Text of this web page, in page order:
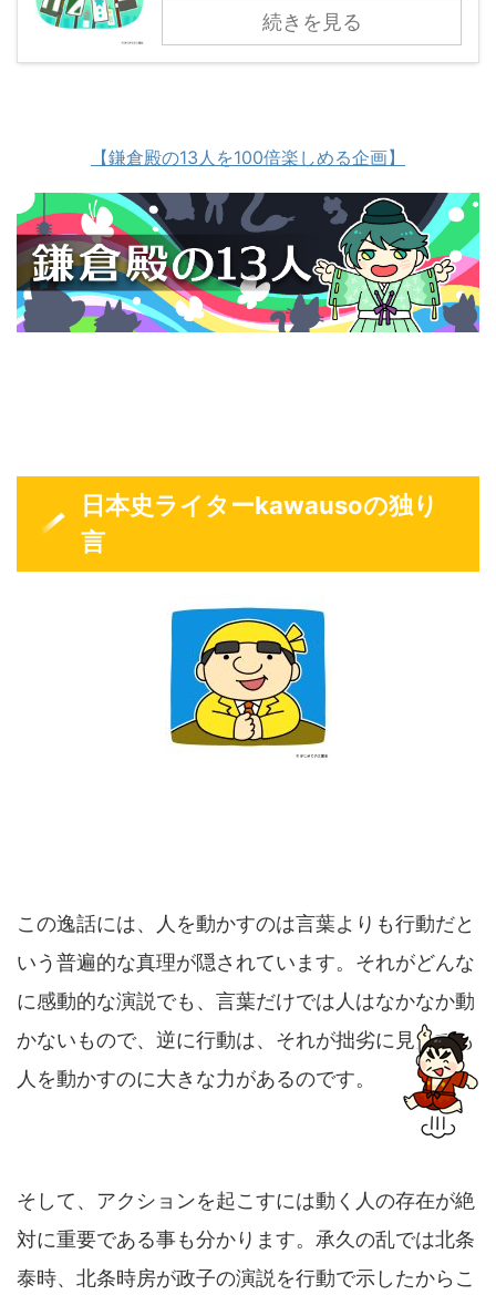
続きを見る
【鎌倉殿の13人を100倍楽しめる企画】
日本史ライターkawausoの独り
言
この逸話には、人を動かすのは言葉よりも行動だと
いう普遍的な真理が隠されています。それがどんな
に感動的な演説でも、言葉だけでは人はなかなか動
かないもので、逆に行動は、それが拙劣に見えても
人を動かすのに大きな力があるのです。
そして、アクションを起こすには動く人の存在が絶
対に重要である事も分かります。承久の乱では北条
泰時、北条時房が政子の演説を行動で示したからこ